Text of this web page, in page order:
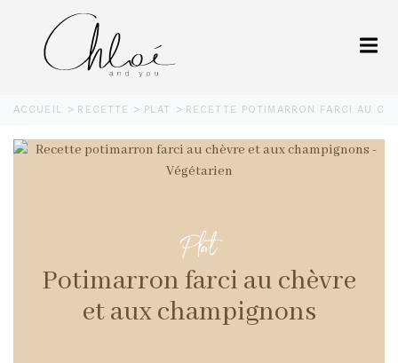
ACCUEIL RECETTE PLAT RECETTE POTIMARRON FARCI AU
Plat
Potimarron farci au chèvre
et aux champignons